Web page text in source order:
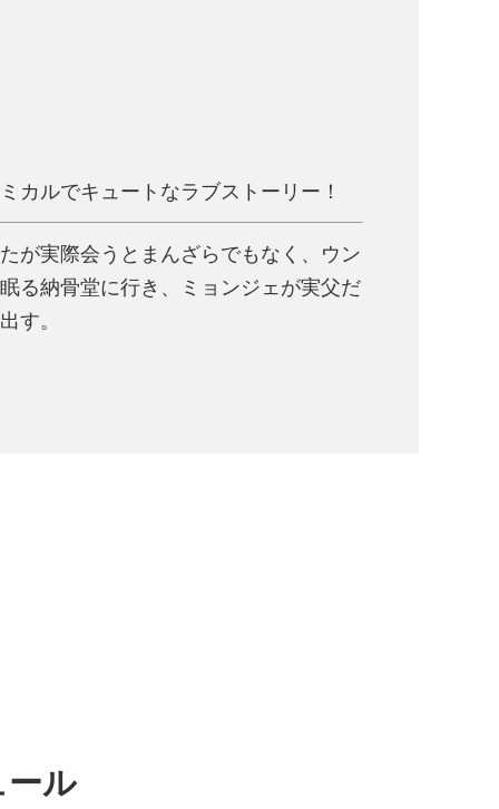
カルでキュートなラブストーリー！
が実際会うとまんざらでもなく、ウン
る納骨堂に行き、ミョンジェが実父だ
す。
ール